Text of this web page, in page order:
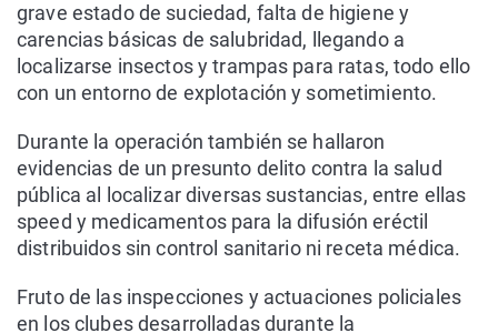
grave estado de suciedad, falta de higiene y
carencias básicas de salubridad, llegando a
localizarse insectos y trampas para ratas, todo ello
con un entorno de explotación y sometimiento.
Durante la operación también se hallaron
evidencias de un presunto delito contra la salud
pública al localizar diversas sustancias, entre ellas
speed y medicamentos para la difusión eréctil
distribuidos sin control sanitario ni receta médica.
Fruto de las inspecciones y actuaciones policiales
en los clubes desarrolladas durante la